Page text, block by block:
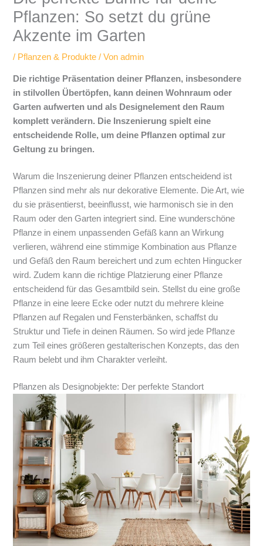
Pflanzen: So setzt du grüne
Akzente im Garten
/ Pflanzen & Produkte / Vonadmin
Die richtige Präsentation deiner Pflanzen, insbesondere
in stilvollen Übertöpfen, kann deinen Wohnraum oder
Garten aufwerten und als Designelement den Raum
komplett verändern. Die Inszenierung spielt eine
entscheidende Rolle, um deine Pflanzen optimal zur
Geltung zu bringen.
Warum die Inszenierung deiner Pflanzen entscheidend ist
Pflanzen sind mehr als nur dekorative Elemente. Die Art, wie
du sie präsentierst, beeinflusst, wie harmonisch sie in den
Raum oder den Garten integriert sind. Eine wunderschöne
Pflanze in einem unpassenden Gefäß kann an Wirkung
verlieren, während eine stimmige Kombination aus Pflanze
und Gefäß den Raum bereichert und zum echten Hingucker
wird. Zudem kann die richtige Platzierung einer Pflanze
entscheidend für das Gesamtbild sein. Stellst du eine große
Pflanze in eine leere Ecke oder nutzt du mehrere kleine
Pflanzen auf Regalen und Fensterbänken, schaffst du
Struktur und Tiefe in deinen Räumen. So wird jede Pflanze
zum Teil eines größeren gestalterischen Konzepts, das den
Raum belebt und ihm Charakter verleiht.
Pflanzen als Designobjekte: Der perfekte Standort